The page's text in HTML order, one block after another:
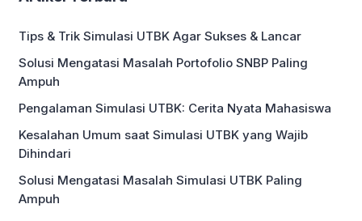
Tips & Trik Simulasi UTBK Agar Sukses & Lancar
Solusi Mengatasi Masalah Portofolio SNBP Paling
Ampuh
Pengalaman Simulasi UTBK: Cerita Nyata Mahasiswa
Kesalahan Umum saat Simulasi UTBK yang Wajib
Dihindari
Solusi Mengatasi Masalah Simulasi UTBK Paling
Ampuh